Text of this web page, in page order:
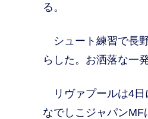
る。
シュート練習で長
らした。お洒落な一
リヴァプールは4日
なでしこジャパン